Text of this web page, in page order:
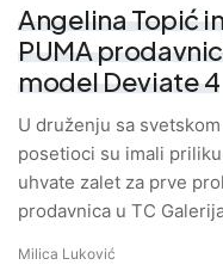
Angelina Topić
PUMA
model Deviate 4
U druženju sa
posetioci su imali
uhvate zalet za prve
prodavnica u TC
Milica Luković